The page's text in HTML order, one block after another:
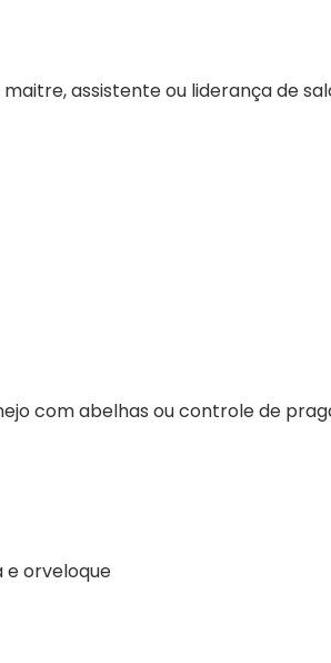
assistente ou liderança de
com abelhas ou controle de
e orveloque